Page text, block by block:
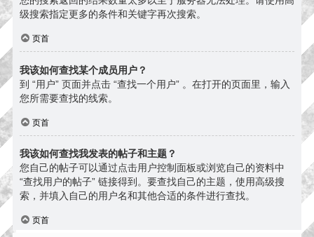
级搜索指定更多的条件和关键字再次搜索。
页首
我该如何查找某个成员用户？
到 “用户” 页面并点击 “查找一个用户” 。在打开的页面里，输入
您所需要查找的线索。
页首
我该如何查找我发表的帖子和主题？
您自己的帖子可以通过点击用户控制面板或浏览自己的资料中
“查找用户的帖子” 链接得到。要查找自己的主题，使用高级搜
索，并填入自己的用户名和其他合适的条件进行查找。
页首